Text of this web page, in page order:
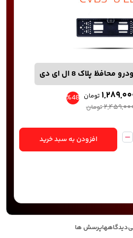
پلاک 8 ال ای دی
تومان
تومان
%48
افزودن به سبد خرید
دیدگاههاپرسش ها